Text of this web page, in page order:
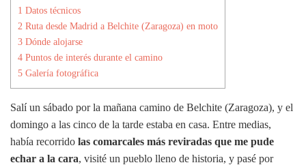
1 Datos técnicos
2 Ruta desde Madrid a Belchite (Zaragoza) en moto
3 Dónde alojarse
4 Puntos de interés durante el camino
5 Galería fotográfica
Salí un sábado por la mañana camino de Belchite (Zaragoza), y el
domingo a las cinco de la tarde estaba en casa. Entre medias,
había recorrido las comarcales más reviradas que me pude
echar a la cara, visité un pueblo lleno de historia, y pasé por